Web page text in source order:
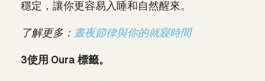
穩定，讓你更容易入睡和自然醒來。
了解更多： 晝夜節律與你的就寢時間
3使用 Oura 標籤。